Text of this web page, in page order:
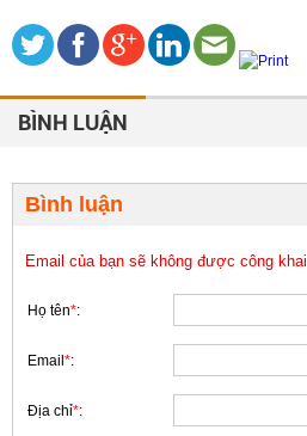
BÌNH LUẬN
Bình luận
Email của bạn sẽ không được công khai
Họ tên*:
Email*:
Địa chỉ*: